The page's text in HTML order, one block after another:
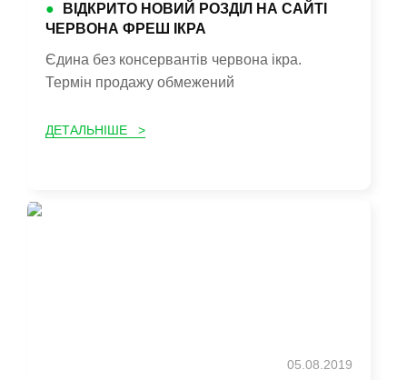
●
ВІДКРИТО НОВИЙ РОЗДІЛ НА САЙТІ
ЧЕРВОНА ФРЕШ ІКРА
Єдина без консервантів червона ікра.
Термін продажу обмежений
ДЕТАЛЬНІШЕ >
05.08.2019